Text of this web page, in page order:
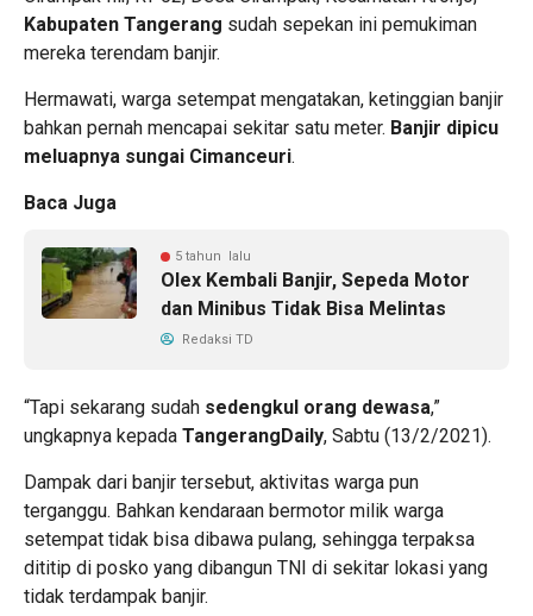
Kabupaten Tangerang sudah sepekan ini pemukiman
mereka terendam banjir.
Hermawati, warga setempat mengatakan, ketinggian banjir
bahkan pernah mencapai sekitar satu meter. Banjir dipicu
meluapnya sungai Cimanceuri.
Baca Juga
5 tahun lalu
Olex Kembali Banjir, Sepeda Motor
dan Minibus Tidak Bisa Melintas
Redaksi TD
“Tapi sekarang sudah sedengkul orang dewasa,”
ungkapnya kepada TangerangDaily, Sabtu (13/2/2021).
Dampak dari banjir tersebut, aktivitas warga pun
terganggu. Bahkan kendaraan bermotor milik warga
setempat tidak bisa dibawa pulang, sehingga terpaksa
dititip di posko yang dibangun TNI di sekitar lokasi yang
tidak terdampak banjir.